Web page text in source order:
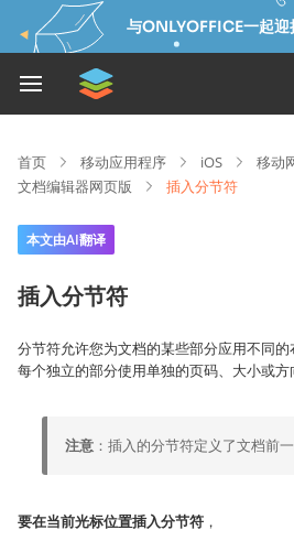
与ONLYOFFICE一起迎
首页 移动应用程序 iOS
移动
文档编辑器网页版
插入分节符
本文由AI翻译
插入分节符
分节符允许您为文档的某些部分应用不同
每个独立的部分使用单独的页码、大小或方
注意 ：插入的分节符定义了文档前一
要在当前光标位置插入分节符 ，